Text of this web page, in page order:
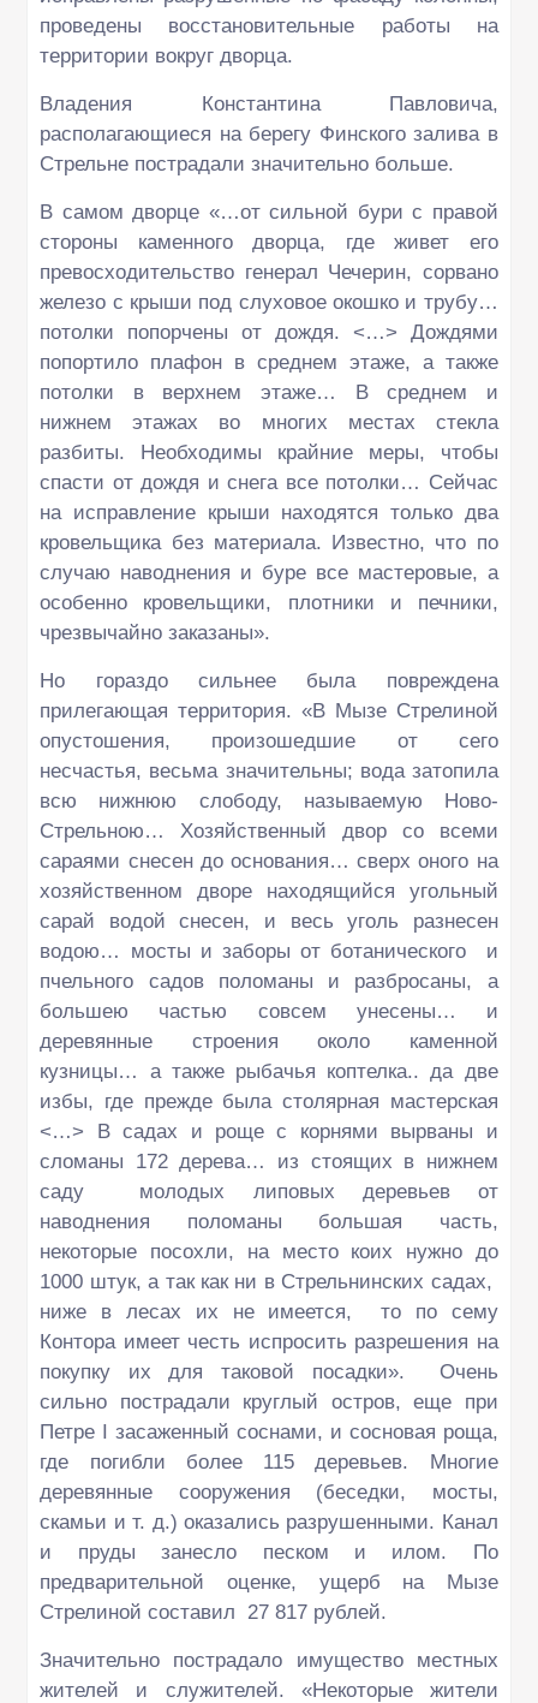
проведены восстановительные работы на
территории вокруг дворца.
Владения Константина Павловича,
располагающиеся на берегу Финского залива в
Стрельне пострадали значительно больше.
В самом дворце «…от сильной бури с правой
стороны каменного дворца, где живет его
превосходительство генерал Чечерин, сорвано
железо с крыши под слуховое окошко и трубу…
потолки попорчены от дождя. <…> Дождями
попортило плафон в среднем этаже, а также
потолки в верхнем этаже… В среднем и
нижнем этажах во многих местах стекла
разбиты. Необходимы крайние меры, чтобы
спасти от дождя и снега все потолки… Сейчас
на исправление крыши находятся только два
кровельщика без материала. Известно, что по
случаю наводнения и буре все мастеровые, а
особенно кровельщики, плотники и печники,
чрезвычайно заказаны».
Но гораздо сильнее была повреждена
прилегающая территория. «В Мызе Стрелиной
опустошения, произошедшие от сего
несчастья, весьма значительны; вода затопила
всю нижнюю слободу, называемую Ново-
Стрельною… Хозяйственный двор со всеми
сараями снесен до основания… сверх оного на
хозяйственном дворе находящийся угольный
сарай водой снесен, и весь уголь разнесен
водою… мосты и заборы от ботанического и
пчельного садов поломаны и разбросаны, а
большею частью совсем унесены… и
деревянные строения около каменной
кузницы… а также рыбачья коптелка.. да две
избы, где прежде была столярная мастерская
<…> В садах и роще с корнями вырваны и
сломаны 172 дерева… из стоящих в нижнем
саду молодых липовых деревьев от
наводнения поломаны большая часть,
некоторые посохли, на место коих нужно до
1000 штук, а так как ни в Стрельнинских садах,
ниже в лесах их не имеется, то по сему
Контора имеет честь испросить разрешения на
покупку их для таковой посадки». Очень
сильно пострадали круглый остров, еще при
Петре I засаженный соснами, и сосновая роща,
где погибли более 115 деревьев. Многие
деревянные сооружения (беседки, мосты,
скамьи и т. д.) оказались разрушенными. Канал
и пруды занесло песком и илом. По
предварительной оценке, ущерб на Мызе
Стрелиной составил 27 817 рублей.
Значительно пострадало имущество местных
жителей и служителей. «Некоторые жители